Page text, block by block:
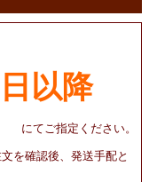
以降
にてご指定ください。
を確認後、発送手配と